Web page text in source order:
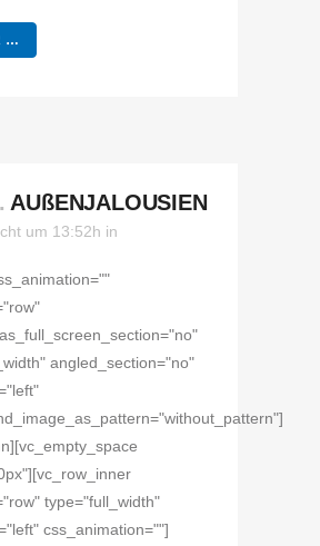
…
AUßENJALOUSIEN
um 13:52h in
angled_section="no"
type="full_width"
css_animation=""]